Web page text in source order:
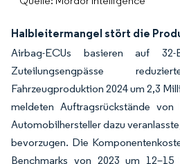
Halbleitermangel stört die
Airbag-ECUs basieren auf 32-
Zuteilungsengpässe
Fahrzeugproduktion 2024 um 2,3
meldeten Auftragsrückstände
Automobilhersteller dazu
bevorzugen. Die
Benchmarks von 2023 um